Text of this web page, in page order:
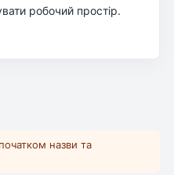
робочий простір.
назви та